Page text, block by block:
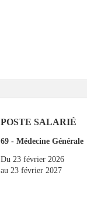
POSTE SALARIÉ
69 - Médecine Générale
Du 23 février 2026
au 23 février 2027